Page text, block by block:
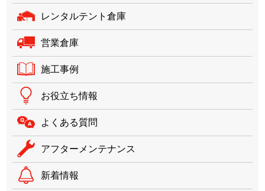
レンタルテント倉庫
営業倉庫
施工事例
お役立ち情報
よくある質問
アフターメンテナンス
新着情報